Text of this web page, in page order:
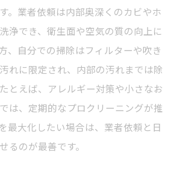
。業者依頼は内部奥深くのカビやホ
浄でき、衛生面や空気の質の向上に
、自分での掃除はフィルターや吹き
れに限定され、内部の汚れまでは除
とえば、アレルギー対策や小さなお
は、定期的なプロクリーニングが推
最大化したい場合は、業者依頼と日
るのが最善です。